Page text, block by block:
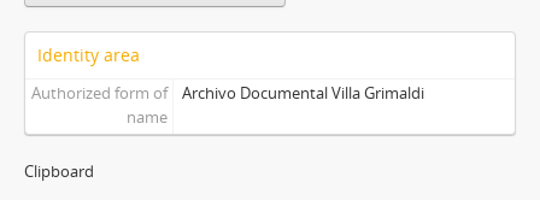
Identity area
Authorized form of
name
Archivo Documental Villa Grimaldi
Clipboard